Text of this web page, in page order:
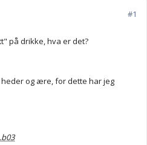
#1
på drikke, hva er det?
og ære, for dette har jeg